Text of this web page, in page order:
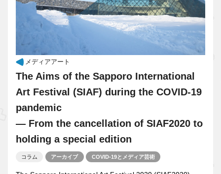
メディアアート
The Aims of the Sapporo International
Art Festival (SIAF) during the COVID-19
pandemic
— From the cancellation of SIAF2020 to
holding a special edition
コラム アーカイブ COVID-19とメディア芸術